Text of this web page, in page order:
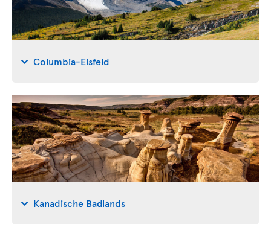
Columbia-Eisfeld
Kanadische Badlands